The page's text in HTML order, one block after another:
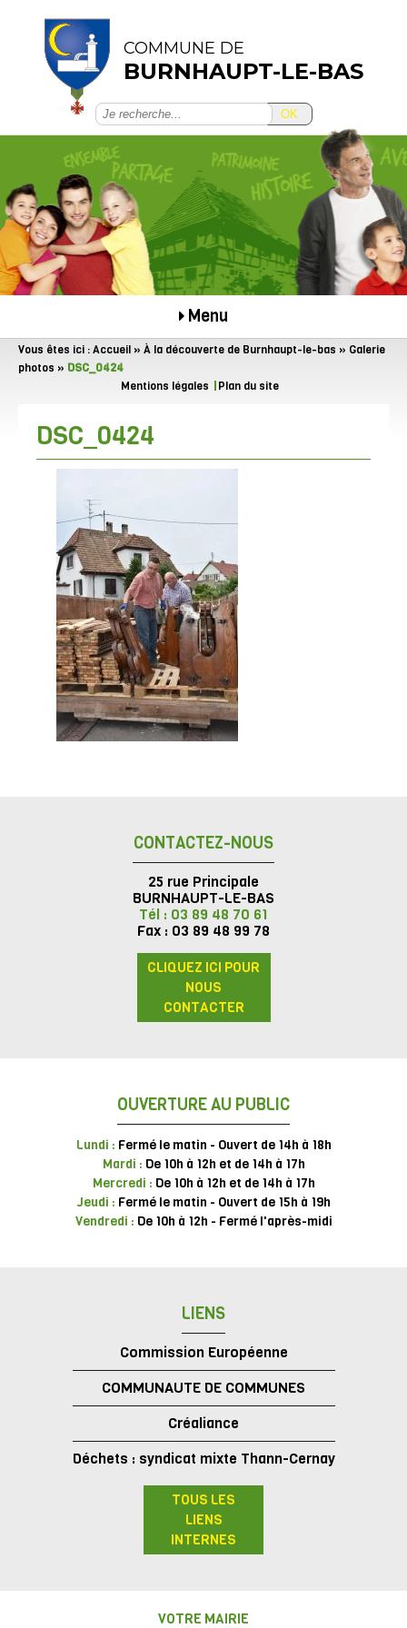
COMMUNE DE
BURNHAUPT-LE-BAS
OK
Menu
Vous êtes ici :Accueil » À la découverte de Burnhaupt-le-bas » Galerie
photos » DSC_0424
Mentions légales
Plan du site
DSC_0424
CONTACTEZ-NOUS
25 rue Principale
BURNHAUPT-LE-BAS
Tél : 03 89 48 70 61
Fax : 03 89 48 99 78
CLIQUEZ ICI POUR
NOUS
CONTACTER
OUVERTURE AU PUBLIC
Lundi : Fermé le matin - Ouvert de 14h à 18h
Mardi : De 10h à 12h et de 14h à 17h
Mercredi : De 10h à 12h et de 14h à 17h
Jeudi : Fermé le matin - Ouvert de 15h à 19h
Vendredi : De 10h à 12h - Fermé l'après-midi
LIENS
Commission Européenne
COMMUNAUTE DE COMMUNES
Créaliance
Déchets : syndicat mixte Thann-Cernay
TOUS LES
LIENS
INTERNES
VOTRE MAIRIE